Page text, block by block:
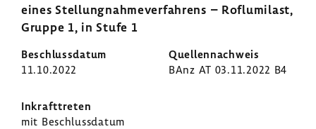
eines Stel­lung­nah­me­ver­fah­rens – Roflu­mi­last,
Gruppe 1, in Stufe 1
11.10.2022 BAnz AT 03.11.2022 B4
mit Beschluss­datum